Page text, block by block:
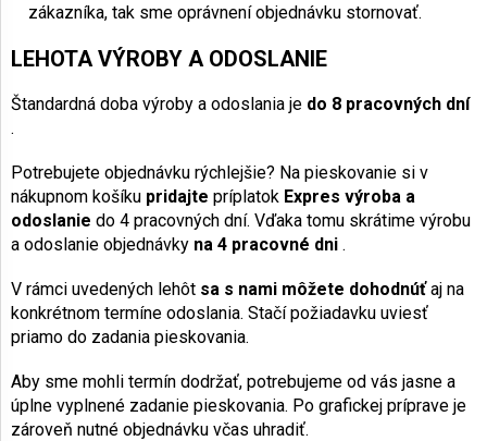
zákazníka, tak sme oprávnení objednávku stornovať.
LEHOTA VÝROBY A ODOSLANIE
Štandardná doba výroby a odoslania je do 8 pracovných dní
.
Potrebujete objednávku rýchlejšie? Na pieskovanie si v
nákupnom košíku pridajte príplatok Expres výroba a
odoslanie do 4 pracovných dní. Vďaka tomu skrátime výrobu
a odoslanie objednávky na 4 pracovné dni .
V rámci uvedených lehôt sa s nami môžete dohodnúťaj na
konkrétnom termíne odoslania. Stačí požiadavku uviesť
priamo do zadania pieskovania.
Aby sme mohli termín dodržať, potrebujeme od vás jasne a
úplne vyplnené zadanie pieskovania. Po grafickej príprave je
zároveň nutné objednávku včas uhradiť.